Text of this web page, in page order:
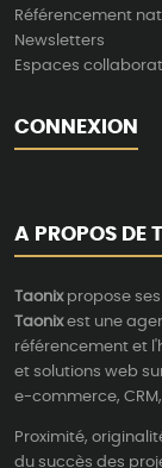
Référencement
Newsletters
Espaces
CONNEXION
A PROPOS DE
Taonixpropose ses
Taonixest une
référencement et
et solutions web
e-commerce, CRM,
Proximité,
du succès des